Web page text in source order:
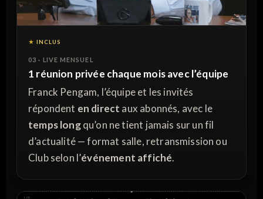
INCLUS
03 · LIVE MENSUEL
1 réunion privée chaque mois avec l’équipe
Franck Pengam, l’équipe et les invités
répondent en direct aux abonnés, avec le
temps longqu’on ne tient jamais sur un fil
d’actualité — format salle, retransmission ou
Club selon l’événement affiché.